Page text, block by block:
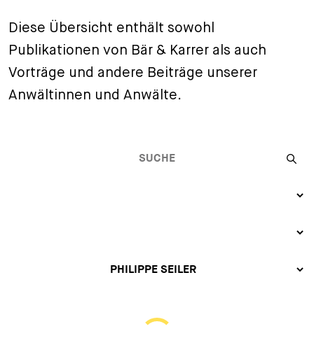
Diese Übersicht enthält sowohl
Publikationen von Bär & Karrer als auch
Vorträge und andere Beiträge unserer
Anwältinnen und Anwälte.